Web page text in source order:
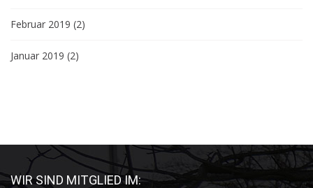
Februar 2019 (2)
Januar 2019 (2)
WIR SIND MITGLIED IM: